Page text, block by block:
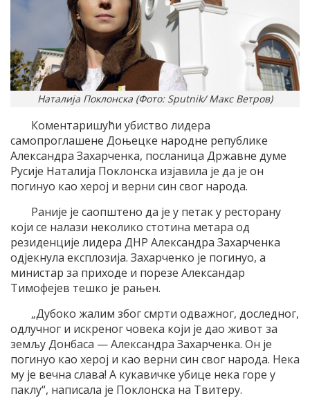
Наталија Поклонска (Фото: Sputnik/ Макс Ветров)
Коментаришући убиство лидера
самопроглашене Доњецке народне републике
Александра Захарченка, посланица Државне думе
Русије Наталија Поклонска изјавила је да је он
погинуо као херој и верни син свог народа.
Раније је саопштено да је у петак у ресторану
који се налази неколико стотина метара од
резиденције лидера ДНР Александра Захарченка
одјекнула експлозија. Захарченко је погинуо, а
министар за приходе и порезе Александар
Тимофејев тешко је рањен.
„Дубоко жалим због смрти одважног, доследног,
одлучног и искреног човека који је дао живот за
земљу Донбаса — Александра Захарченка. Он је
погинуо као херој и као верни син свог народа. Нека
му је вечна слава! А кукавичке убице нека горе у
паклу“, написала је Поклонска на Твитеру.